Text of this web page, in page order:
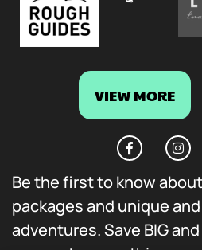
VIEW MORE
Be the first to know
packages and unique
adventures. Save BIG